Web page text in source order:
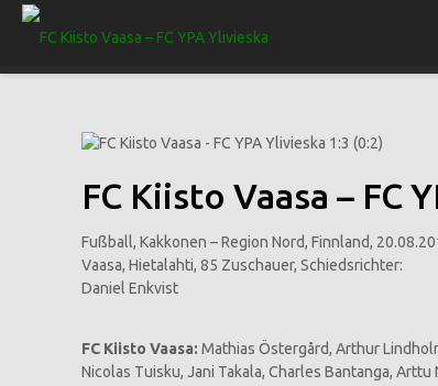
FC Kiisto Vaasa – FC
Fußball, Kakkonen – Region Nord, Finnland,
Vaasa, Hietalahti, 85 Zuschauer, Schiedsrichter:
Daniel Enkvist
FC Kiisto Vaasa: Mathias Östergård, Arthur
Nicolas Tuisku, Jani Takala, Charles Bantanga, Arttu